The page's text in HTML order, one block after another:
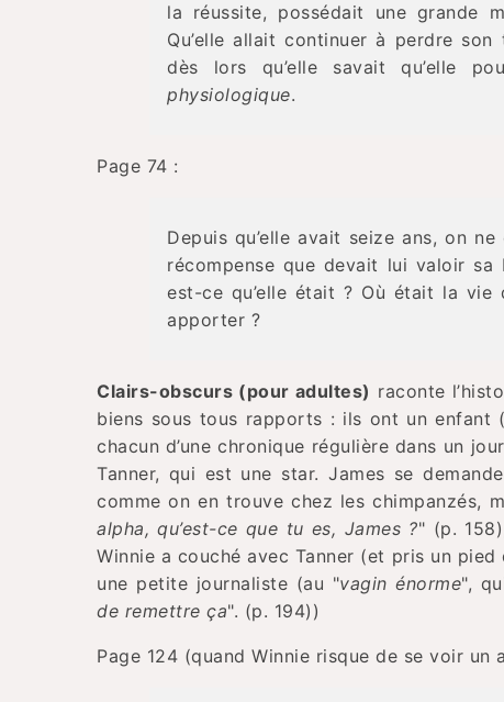
la réussite, possédait une grande
Qu’elle allait continuer à perdre
dès lors qu’elle savait qu’elle
physiologique.
Page 74 :
Depuis qu’elle avait seize ans, on
récompense que devait lui valoir
est-ce qu’elle était ? Où était la
apporter ?
Clairs-obscurs (pour adultes) raconte
biens sous tous rapports : ils ont un enfant
chacun d’une chronique régulière dans un
Tanner, qui est une star. James se
comme on en trouve chez les chimpanzés,
alpha, qu’est-ce que tu es, James ?" (p.
Winnie a couché avec Tanner (et pris un pied
une petite journaliste (au "vagin énorme",
de remettre ça". (p. 194))
Page 124 (quand Winnie risque de se voir un